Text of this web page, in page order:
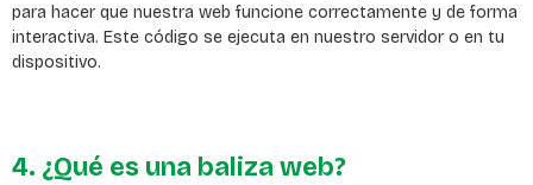
para hacer que nuestra web funcione correctamente y de forma
interactiva. Este código se ejecuta en nuestro servidor o en tu
dispositivo.
4. ¿Qué es una baliza web?